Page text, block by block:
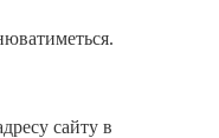
сайту в